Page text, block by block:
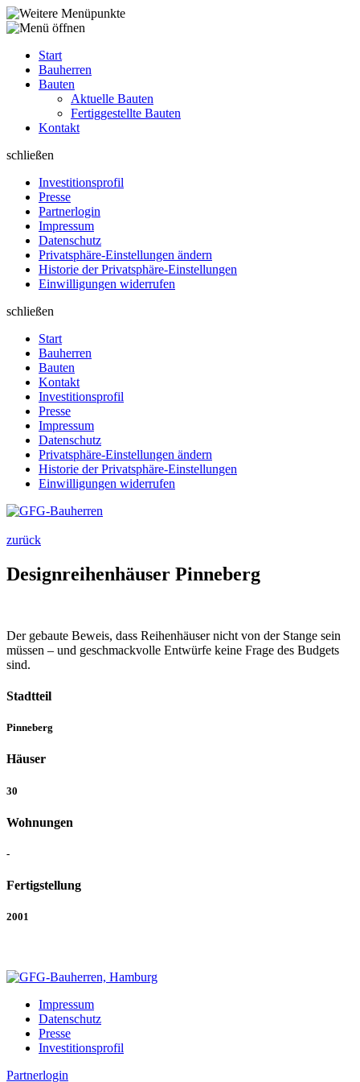
Start
Bauherren
Bauten
Aktuelle Bauten
Fertiggestellte Bauten
Kontakt
schließen
Investitions­profil
Presse
Partnerlogin
Impressum
Datenschutz
Privatsphäre-Einstellungen ändern
Historie der Privatsphäre-Einstellungen
Einwilligungen widerrufen
schließen
Start
Bauherren
Bauten
Kontakt
Investitions­profil
Presse
Impressum
Datenschutz
Privatsphäre-Einstellungen ändern
Historie der Privatsphäre-Einstellungen
Einwilligungen widerrufen
zurück
Designreihen­häuser Pinneberg
Der gebaute Beweis, dass Reihenhäuser nicht von der Stange sein
müssen – und geschmackvolle Entwürfe keine Frage des Budgets
sind.
Stadtteil
Pinneberg
Häuser
30
Wohnungen
-
Fertigstellung
2001
Impressum
Datenschutz
Presse
Investitions­profil
Partnerlogin